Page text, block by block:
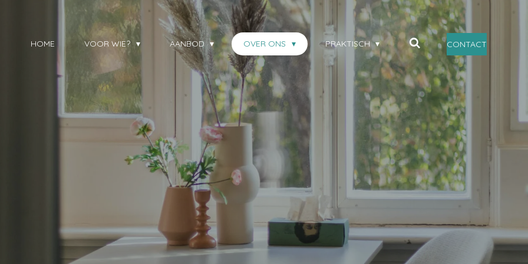
HOME VOOR WIE? AANBOD OVER ONS PRAKTISCH CONTACT